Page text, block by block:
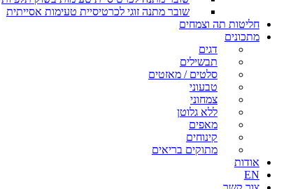
שובר מתנה זוגי לכרטיסיית טעימות אסייתית
חליטות תה וצמחים
מתכונים
דגים
תבשילים
סלטים / מאזטים
טבעוני
צמחוני
ללא גלוטן
מאפים
קינוחים
מתוקים בריאים
אודות
EN